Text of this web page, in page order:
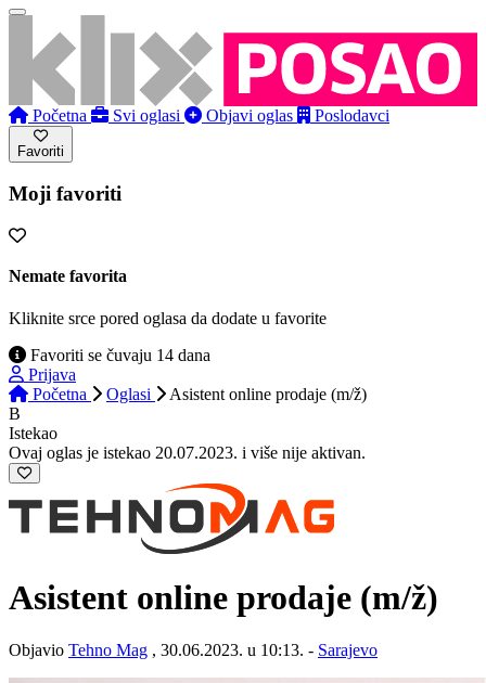
Početna Svi oglasi Objavi oglas Poslodavci
Favoriti
Moji favoriti
Nemate favorita
Kliknite srce pored oglasa da dodate u favorite
Favoriti se čuvaju 14 dana
Prijava
Početna
Oglasi
Asistent online prodaje (m/ž)
B
Istekao
Ovaj oglas je istekao 20.07.2023. i više nije aktivan.
Asistent online prodaje (m/ž)
Objavio Tehno Mag , 30.06.2023. u 10:13. - Sarajevo